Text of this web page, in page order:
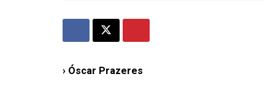
› Óscar Prazeres